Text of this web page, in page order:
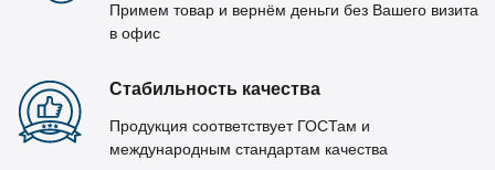
Примем товар и вернём деньги без Вашего визита
в офис
Стабильность качества
Продукция соответствует ГОСТам и
международным стандартам качества